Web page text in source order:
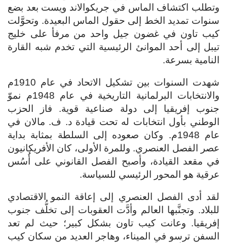
وتطلب اكتشاف الماس في جريكوالاند ويست بعد بضع
سنوات تمديد الخط إلى حقول الماس البعيدة. وتحوَّلت
كيب تاون في غضون جيل واحد من مرفأ على خليج
تيبل إلى أحد الموانئ الرئيسية التي تخدم شبه القارة
النامية بسرعة.
شهدت السنوات بين تشكيل الاتحاد في عام 1910م
والانتخابات البرلمانية التاريخية في عام 1948م نموّ
جنوب إفريقيا إلى دولة صناعية قوية. فاز الحزب
الوطني بأول انتخابات له تحت قيادة د. ف. مالان في
عام 1948م. وكان صعوده إلى السلطة بمثابة بداية
عصر الفصل العنصري. وللمرة الأولى، كان الأفريكانيون
في مقعد القيادة، وأصبح الفصل القانوني على أُسُس
عرقية هو المحور الرئيسي للسياسة.
لقد أدى الفصل العنصري إلى إعاقة النمو الاقتصادي
للبلاد. وتجنَّبها العالم وأدَّت العقوبات إلى تخلُّف جنوب
إفريقيا. وعانت كيب تاون بشكل كبير؛ حيث لم تعد
السفن ترسو في الميناء، وهاجر العديد من سكان كيب